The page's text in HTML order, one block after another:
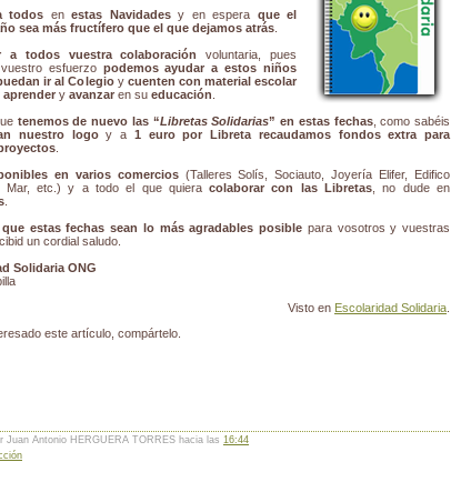
todos en estas Navidadesy en espera que el
sea más fructífero que el que dejamos atrás
a todos vuestra colaboración
voluntaria, pues
esfuerzo podemos ayudar a estos niños
ir al Colegioy cuenten con material escolar
aprender y avanzar en su educación
tenemos de nuevo las “Libretas Solidarias” en estas fechas, como sabéis
nuestro logoy a 1 euro por Libreta recaudamos fondos extra para
en varios comercios(Talleres Solís, Sociauto, Joyería Elifer, Edifico
Mar, etc.) y a todo el que quieracolaborar con las Libretas , no dude en
que estas fechas sean lo más agradables posible para vosotros y vuestras
un cordial saludo.
Solidaria ONG
Visto en Escolaridad Solidaria
este artículo, compártelo.
Juan Antonio HERGUERA TORRES hacia las 16:44